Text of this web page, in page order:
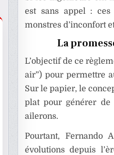
est sans appel : ces
monstres d’inconfort
La
L’objectif de ce
air”) pour permettre
Sur le papier, le
plat pour générer de
ailerons.
Pourtant, Fernando
évolutions depuis